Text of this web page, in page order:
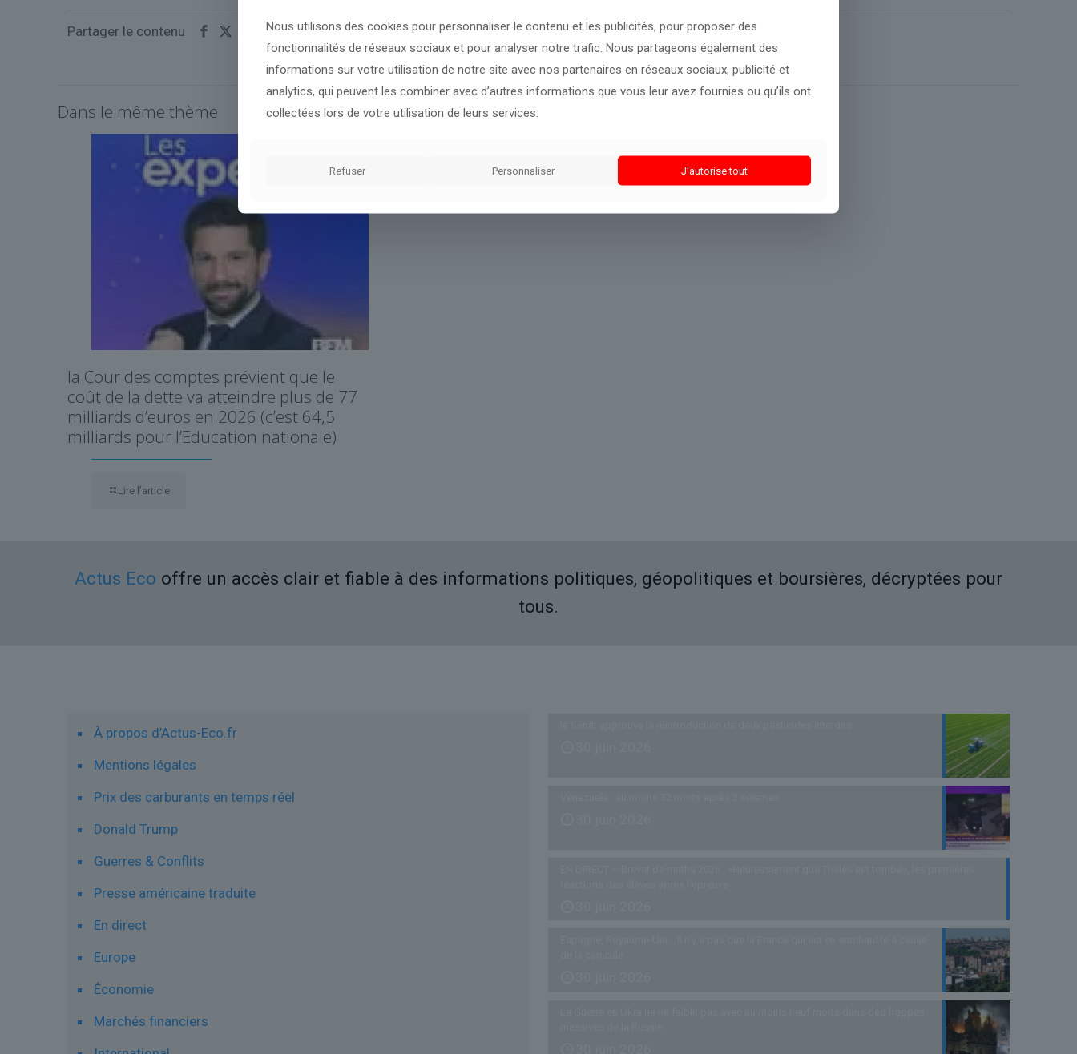
Partager le contenu
Dans le même thème
la Cour des comptes prévient que le
coût de la dette va atteindre plus de 77
milliards d’euros en 2026 (c’est 64,5
milliards pour l’Education nationale)
Lire l’article
Actus Eco offre un accès clair et fiable à des informations politiques, géopolitiques et boursières, décryptées pour
tous.
À propos d’Actus-Eco.fr
Mentions légales
Prix des carburants en temps réel
Donald Trump
Guerres & Conflits
Presse américaine traduite
En direct
Europe
Économie
Marchés financiers
Nous utilisons des cookies pour personnaliser le contenu et les publicités, pour proposer des
fonctionnalités de réseaux sociaux et pour analyser notre trafic. Nous partageons également des
informations sur votre utilisation de notre site avec nos partenaires en réseaux sociaux, publicité et
analytics, qui peuvent les combiner avec d’autres informations que vous leur avez fournies ou qu’ils ont
collectées lors de votre utilisation de leurs services.
Refuser Personnaliser J'autorise tout